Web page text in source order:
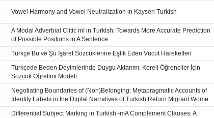
Vowel Harmony and Vowel Neutralization in Kayseri Turkish
A Modal Adverbial Clitic mI in Turkish: Towards More Accurate Prediction
of Possible Positions in A Sentence
Türkçe Bu ve Şu İşaret Sözcüklerine Eşlik Eden Vücut Hareketleri
Türkçede Beden Deyimlerinde Duygu Aktarımı: Koreli Öğrenciler İçin
Sözcük Öğretimi Modeli
Negotiating Boundaries of (Non)Belonging: Metapragmatic Accounts of
Identity Labels in the Digital Narratives of Turkish Return Migrant Wome
Differential Subject Marking in Turkish -mA Complement Clauses: A